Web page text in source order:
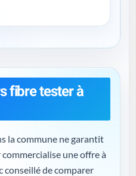
fibre tester à
la commune ne garantit
une offre à